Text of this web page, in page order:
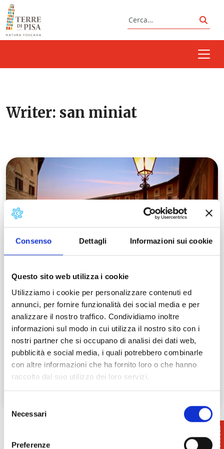
Consenso Dettagli Informazioni sui cookie
Questo sito web utilizza i cookie
Utilizziamo i cookie per personalizzare contenuti ed
annunci, per fornire funzionalità dei social media e per
analizzare il nostro traffico. Condividiamo inoltre
informazioni sul modo in cui utilizza il nostro sito con i
nostri partner che si occupano di analisi dei dati web,
pubblicità e social media, i quali potrebbero combinarle
con altre informazioni che ha fornito loro o che hanno
raccolto dal suo utilizzo dei loro servizi.
delNecessari
Preferenze
Vai al contenuto
Cerca
Writer: san miniat
Volterra
Quando parliamo della “via dei tartufi“ ci
riferiamo a quel tratto di territorio pisano che
da San Miniato tocca Palaia…
Leggi tutto →